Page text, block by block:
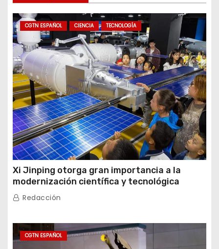
CGTN ESPAÑOL CIENCIA TECNOLOGÍA
Xi Jinping otorga gran importancia a la
modernización científica y tecnológica
Redacción
CGTN ESPAÑOL